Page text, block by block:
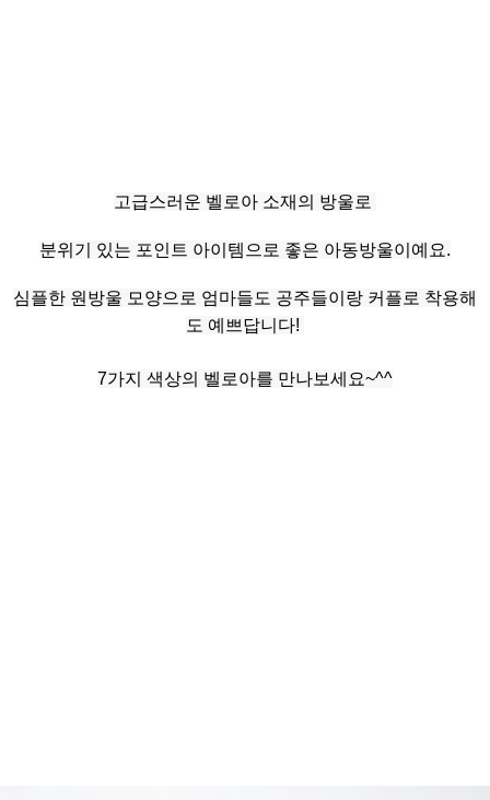
고급스러운 벨로아 소재의 방울로
분위기 있는 포인트 아이템으로 좋은 아동방울이예요.
심플한 원방울 모양으로 엄마들도 공주들이랑 커플로 착용해
도 예쁘답니다!
7가지 색상의 벨로아를 만나보세요~^^